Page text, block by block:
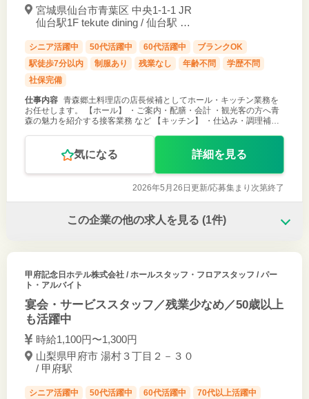
宮城県仙台市青葉区 中央1-1-1 JR
仙台駅1F tekute dining / 仙台駅 直
シニア活躍中 50代活躍中 60代活躍中
ブランクOK
駅徒歩7分以内
制服あり 残業なし 年齢不問
学歴不問
社保完備
仕事内容 青森郷土料理店の店長候補としてホール・キッチン業務を
お任せします。 【ホール】 ・ご案内・配膳・会計 ・観光客の方へ青
森の魅力を紹介する接客業務 など 【キッチン】 ・仕込み・調理補
気になる 詳細を見る
2026年5月26日更新/応募集まり次第終了
この企業の他の求人を見る (1件)
甲府記念日ホテル株式会社/ ホールスタッフ・フロアスタッフ / パー
ト・アルバイト
宴会・サービススタッフ／残業少なめ／50歳以上
も活躍中
時給1,100円〜1,300円
山梨県甲府市 湯村３丁目２－３０
/ 甲府駅
シニア活躍中 50代活躍中 60代活躍中
70代以上活躍中